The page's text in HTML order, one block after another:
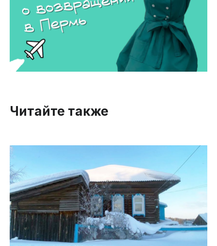
Читайте также